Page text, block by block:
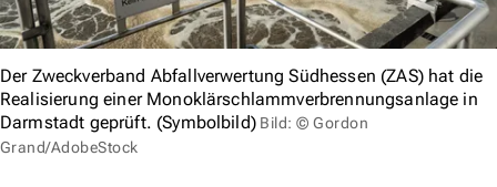
Der Zweckverband Abfallverwertung Südhessen (ZAS) hat die
Realisierung einer Monoklärschlammverbrennungsanlage in
Darmstadt geprüft. (Symbolbild) Bild: © Gordon
Grand/AdobeStock